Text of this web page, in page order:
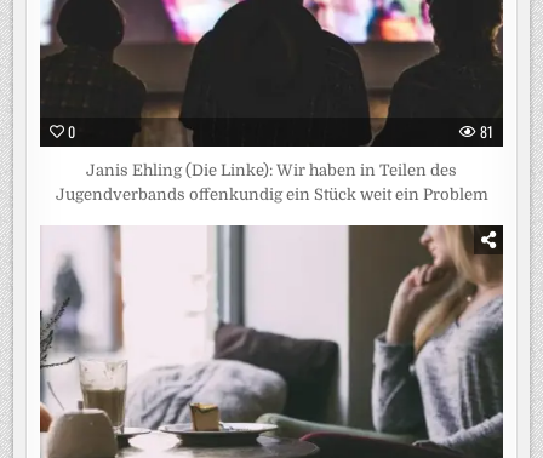
0 81
Janis Ehling (Die Linke): Wir haben in Teilen des
Jugendverbands offenkundig ein Stück weit ein Problem